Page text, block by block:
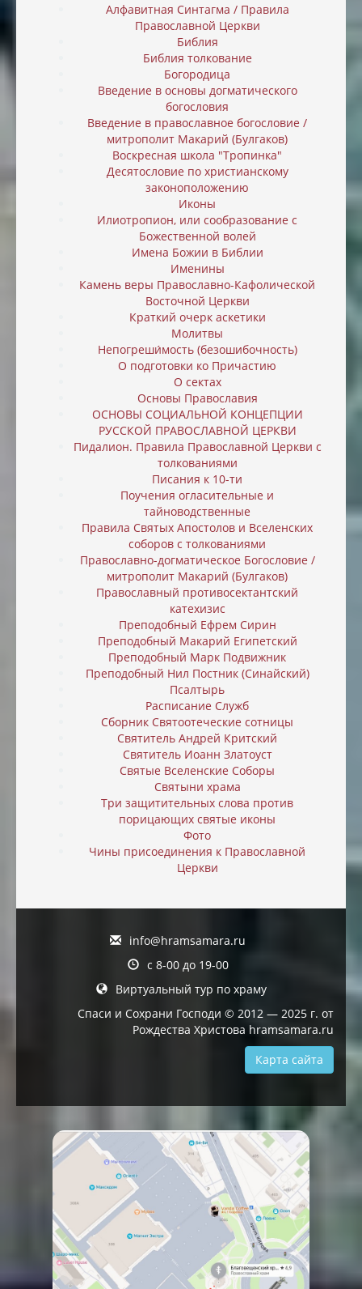
Алфавитная Синтагма / Правила
Православной Церкви
Библия
Библия толкование
Богородица
Введение в основы догматического
богословия
Введение в православное богословие /
митрополит Макарий (Булгаков)
Воскресная школа "Тропинка"
Десятословие по христианскому
законоположению
Иконы
Илиотропион, или cообразование с
Божественной волей
Имена Божии в Библии
Именины
Камень веры Православно-Кафолической
Восточной Церкви
Краткий очерк аскетики
Молитвы
Непогреши́мость (безошибочность)
О подготовки ко Причастию
О сектах
Основы Православия
ОСНОВЫ СОЦИАЛЬНОЙ КОНЦЕПЦИИ
РУССКОЙ ПРАВОСЛАВНОЙ ЦЕРКВИ
Пидалион. Правила Православной Церкви с
толкованиями
Писания к 10-ти
Поучения огласительные и
тайноводственные
Правила Святых Апостолов и Вселенских
соборов с толкованиями
Православно-догматическое Богословие /
митрополит Макарий (Булгаков)
Православный противосектантский
катехизис
Преподобный Ефрем Сирин
Преподобный Макарий Египетский
Преподобный Марк Подвижник
Преподобный Нил Постник (Синайский)
Псалтырь
Расписание Служб
Сборник Святоотеческие сотницы
Святитель Андрей Критский
Святитель Иоанн Златоуст
Святые Вселенские Соборы
Святыни храма
Три защитительных слова против
порицающих святые иконы
Фото
Чины присоединения к Православной
Церкви
info@hramsamara.ru
с 8-00 до 19-00
Виртуальный тур по храму
Спаси и Сохрани Господи © 2012 — 2025 г. от
Рождества Христова hramsamara.ru
Карта сайта